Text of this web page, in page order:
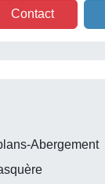
Contact
Abergement